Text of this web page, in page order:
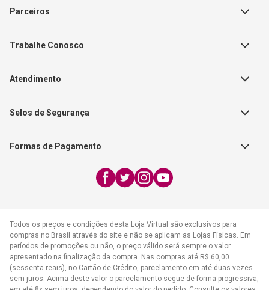
Sobre a Empresa
Política de Vendas
Catálogos de Produtos
Parceiros
Teste Maeztra
Editorial Patmos
FAECAD
Trabalhe Conosco
Fale Conosco
Nossas Lojas
Atendimento
17:30h
WhatsApp:
atendimento@cpad.com.br
Selos de Segurança
Formas de Pagamento
Todos os preços e condições desta Loja Virtual são exclusivos para
compras no Brasil através do site e não se aplicam as Lojas Físicas. Em
períodos de promoções ou não, o preço válido será sempre o valor
apresentado na finalização da compra. Nas compras até R$ 60,00
(sessenta reais), no Cartão de Crédito, parcelamento em até duas vezes
sem juros. Acima deste valor o parcelamento segue de forma progressiva,